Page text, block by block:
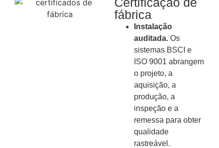
fábrica
Instalação
auditada. Os
sistemas BSCI e
ISO 9001 abrangem
o projeto, a
aquisição, a
produção, a
inspeção e a
remessa para obter
qualidade
rastreável.